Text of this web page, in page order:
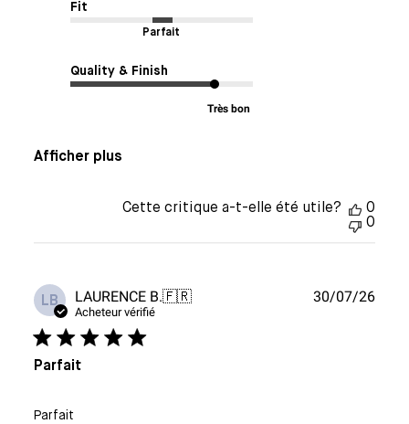
Fit
Parfait
Quality & Finish
Très bon
Afficher plus
Cette critique a-t-elle été utile?
0
0
LB LAURENCE B.🇫🇷
Acheteur vérifié
Parfait
Parfait
Date
30/07/26